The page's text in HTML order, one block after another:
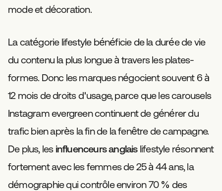
mode et décoration.
La catégorie lifestyle bénéficie de la durée de vie
du contenu la plus longue à travers les plates-
formes. Donc les marques négocient souvent 6 à
12 mois de droits d'usage, parce que les carousels
Instagram evergreen continuent de générer du
trafic bien après la fin de la fenêtre de campagne.
De plus, les influenceurs anglaislifestyle résonnent
fortement avec les femmes de 25 à 44 ans, la
démographie qui contrôle environ 70 % des